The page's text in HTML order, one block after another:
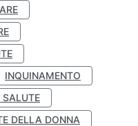
INQUINAMENTO
SALUTE
DELLA DONNA